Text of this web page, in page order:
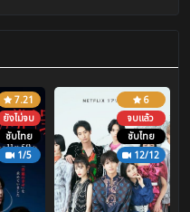
7.21
ยังไม่จบ
ซับไทย
1/5
6
จบแล้ว
ซับไทย
12/12